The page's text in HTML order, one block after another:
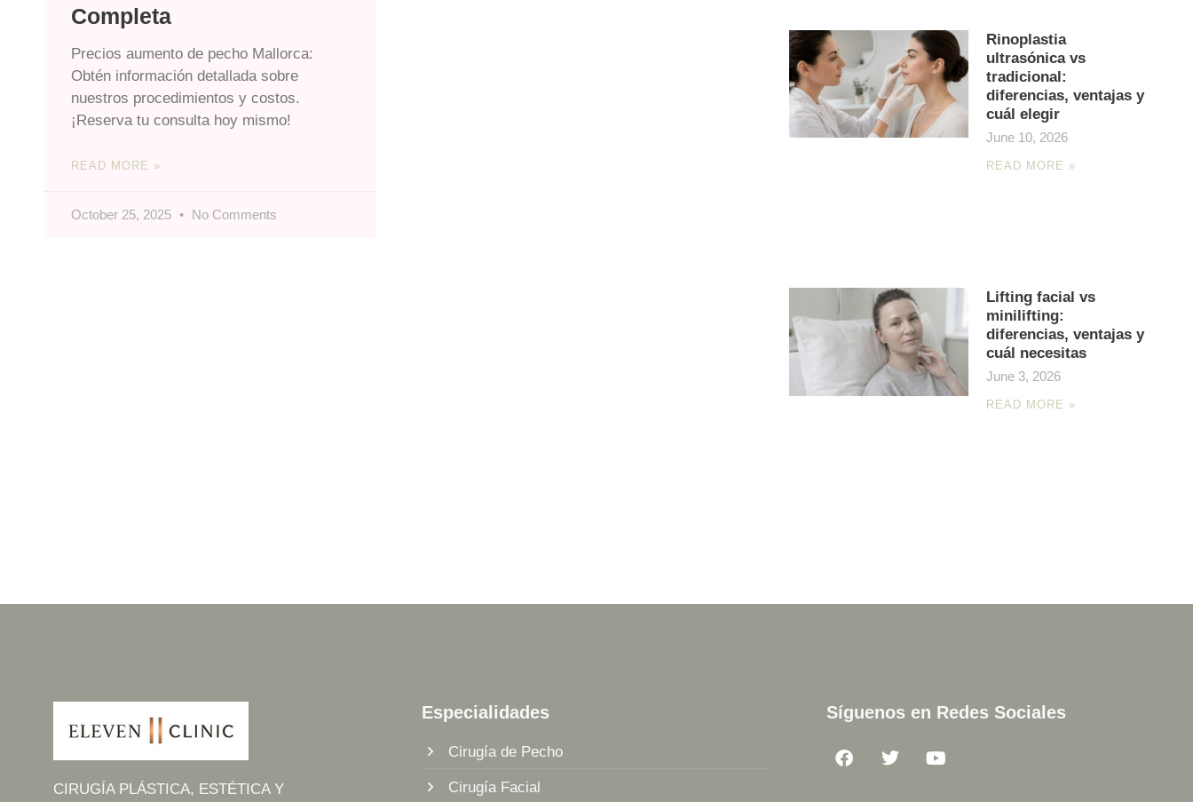
Completa
Precios aumento de pecho Mallorca:
Obtén información detallada sobre
nuestros procedimientos y costos.
¡Reserva tu consulta hoy mismo!
READ MORE »
October 25, 2025 No Comments
Rinoplastia
ultrasónica vs
tradicional:
diferencias, ventajas y
cuál elegir
June 10, 2026
READ MORE »
Lifting facial vs
minilifting:
diferencias, ventajas y
cuál necesitas
June 3, 2026
READ MORE »
CIRUGÍA PLÁSTICA, ESTÉTICA Y
Especialidades
Cirugía de Pecho
Cirugía Facial
Síguenos en Redes Sociales